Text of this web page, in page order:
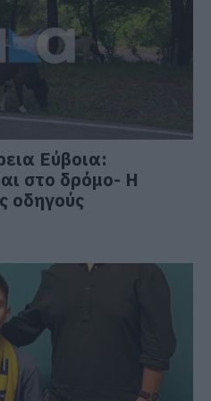
Εύβοια:
στο δρόμο- Η
οδηγούς